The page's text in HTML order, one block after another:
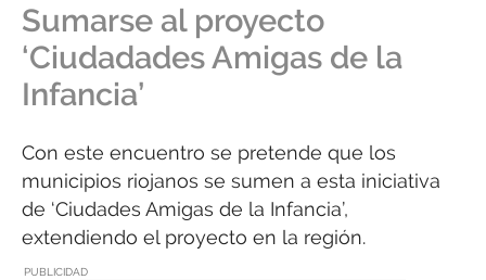
Sumarse al proyecto
‘Ciudadades Amigas de la
Infancia’
Con este encuentro se pretende que los
municipios riojanos se sumen a esta iniciativa
de ‘Ciudades Amigas de la Infancia’,
extendiendo el proyecto en la región.
PUBLICIDAD